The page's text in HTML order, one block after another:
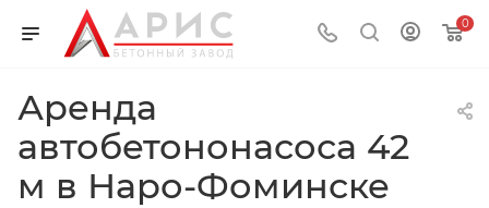
0
Аренда
автобетононасоса 42
м в Наро-Фоминске